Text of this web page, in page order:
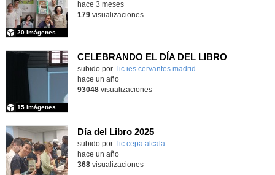
20 imágenes
hace 3 meses
179visualizaciones
CELEBRANDO EL DÍA DEL LIBRO
subido por Tic ies cervantes madrid
15 imágenes
hace un año
93048visualizaciones
Día del Libro 2025
subido por Tic cepa alcala
hace un año
368visualizaciones